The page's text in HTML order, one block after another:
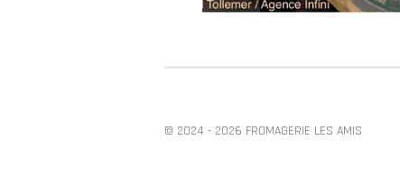
© 2024 - 2026 FROMAGERIE LES AMIS